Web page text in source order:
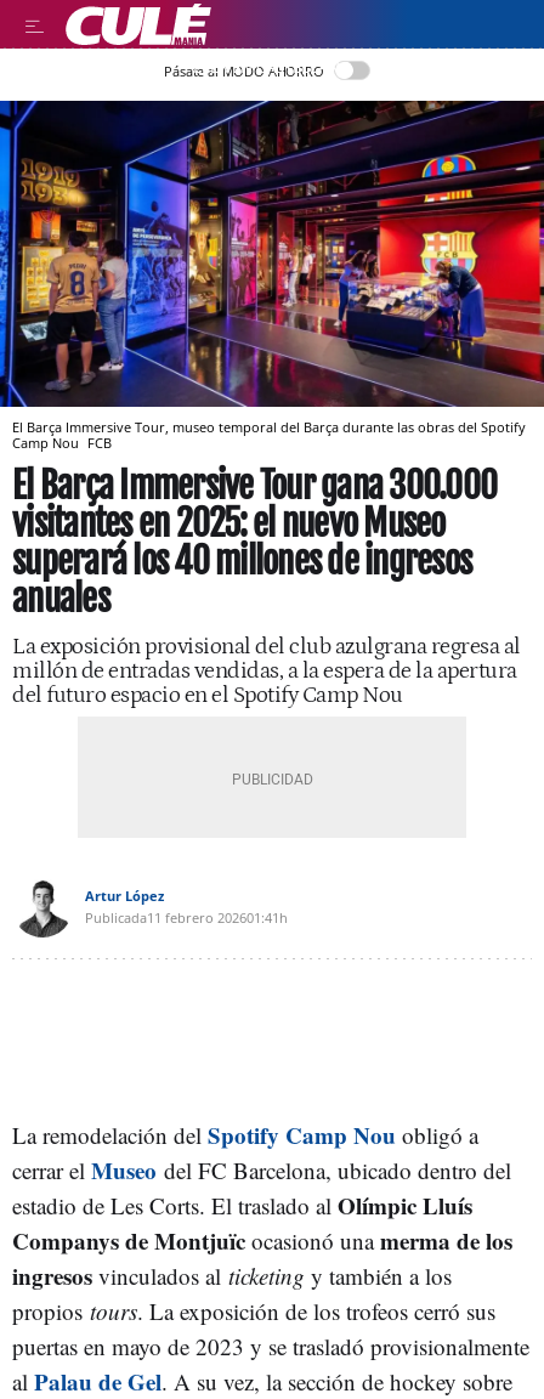
LEER EN CASTELLANO
Pásate al MODO AHORRO
El Barça Immersive Tour, museo temporal del Barça durante las obras del Spotify
Camp Nou FCB
El Barça Immersive Tour gana 300.000
visitantes en 2025: el nuevo Museo
superará los 40 millones de ingresos
anuales
La exposición provisional del club azulgrana regresa al
millón de entradas vendidas, a la espera de la apertura
del futuro espacio en el Spotify Camp Nou
Artur López
Publicada11 febrero 202601:41h
La remodelación del Spotify Camp Nou obligó a
cerrar el Museo del FC Barcelona, ubicado dentro del
estadio de Les Corts. El traslado al Olímpic Lluís
Companys de Montjuïc ocasionó unamerma de los
ingresos vinculados al ticketing y también a los
propios tours. La exposición de los trofeos cerró sus
puertas en mayo de 2023 y se trasladó provisionalmente
al Palau de Gel. A su vez, la sección de hockey sobre